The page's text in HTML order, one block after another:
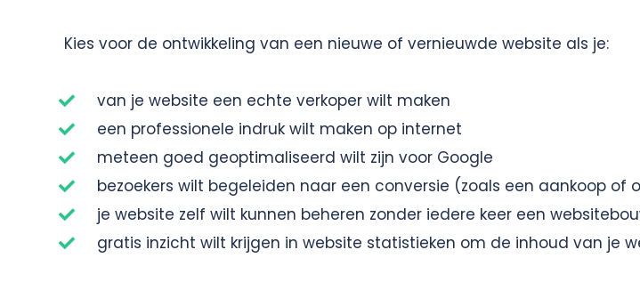
Kies voor de ontwikkeling van een nieuwe of vernieuwde website als je:
van je website een echte verkoper wilt maken
een professionele indruk wilt maken op internet
meteen goed geoptimaliseerd wilt zijn voor Google
bezoekers wilt begeleiden naar een conversie (zoals een aankoop
je website zelf wilt kunnen beheren zonder iedere keer een
gratis inzicht wilt krijgen in website statistieken om de inhoud van je